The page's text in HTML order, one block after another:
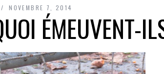
NOVEMBRE 7, 2014
ÉMEUVENT-